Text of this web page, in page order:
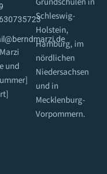
und
Schleswig-
Holstein,
Hamburg, im
nördlichen
Niedersachsen
und in
Mecklenburg-
Vorpommern.